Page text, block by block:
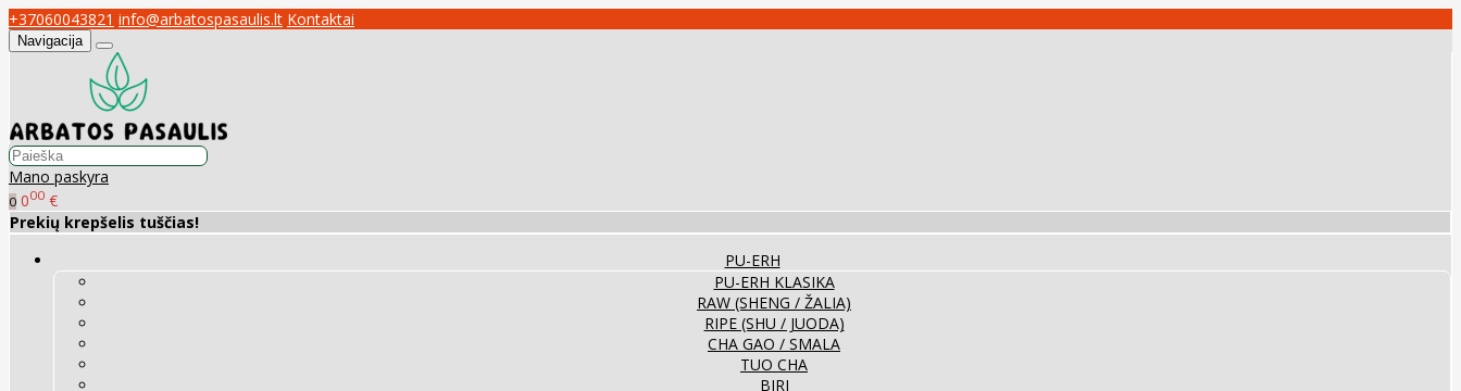
+37060043821 info@arbatospasaulis.lt Kontaktai
Navigacija
Mano paskyra
0 000 €
Prekių krepšelis tuščias!
PU-ERH
PU-ERH KLASIKA
RAW (SHENG / ŽALIA)
RIPE (SHU / JUODA)
CHA GAO / SMALA
TUO CHA
BIRI